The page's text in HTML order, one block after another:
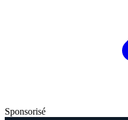
Sponsorisé